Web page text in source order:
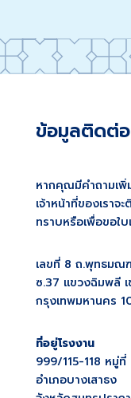
ข้อมูลติดต่อ
หากคุณมีคำถามเ
เจ้าหน้าที่ของเรา
ทราบหรือเพื่อขอใ
เลขที่ 8 ถ.พุทธมณ
ซ.37 แขวงฉิมพลี
กรุงเทพมหานคร
ที่อยู่โรงงาน
999/115-118 หมู่ที่
อำเภอบางเสาธง